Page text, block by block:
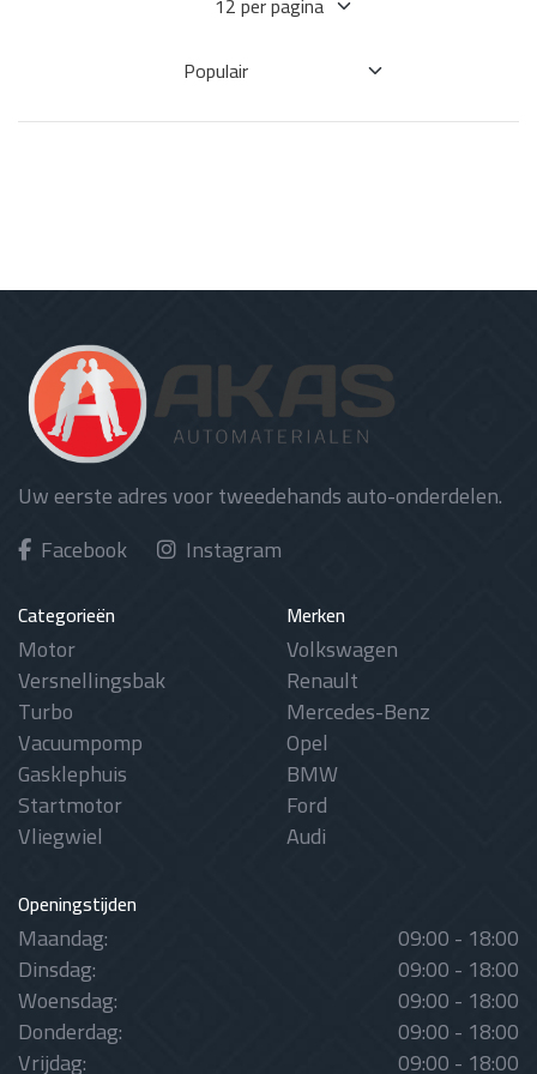
Uw eerste adres voor tweedehands auto-onderdelen.
Facebook
Instagram
Categorieën
Motor
Versnellingsbak
Turbo
Vacuumpomp
Gasklephuis
Startmotor
Vliegwiel
Merken
Volkswagen
Renault
Mercedes-Benz
Opel
BMW
Ford
Audi
Openingstijden
Maandag: 09:00 - 18:00
Dinsdag: 09:00 - 18:00
Woensdag: 09:00 - 18:00
Donderdag: 09:00 - 18:00
Vrijdag: 09:00 - 18:00